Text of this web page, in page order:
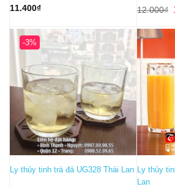
11.400₫ 12.000₫
-3%
Ly thủy tinh trà đá UG328 Thái Lan
Ly thủy
Lan